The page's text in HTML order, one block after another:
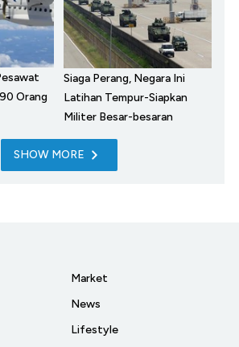
Orang
Siaga Perang, Negara Ini
Latihan Tempur-Siapkan
Militer Besar-besaran
SHOW MORE
Market
News
Lifestyle